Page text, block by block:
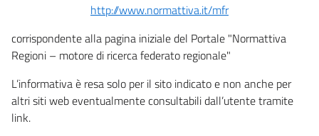
http://www.normattiva.it/mfr
corrispondente alla pagina iniziale del Portale "Normattiva
Regioni – motore di ricerca federato regionale"
L’informativa è resa solo per il sito indicato e non anche per
altri siti web eventualmente consultabili dall’utente tramite
link.